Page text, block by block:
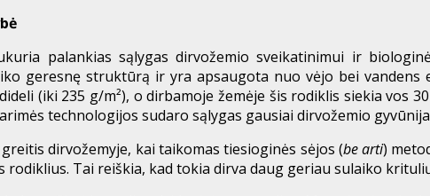
palankias sąlygas dirvožemio sveikatinimui ir
geresnę struktūrą ir yra apsaugota nuo vėjo bei
(iki 235 g/m²), o dirbamoje žemėje šis rodiklis siekia vos
technologijos sudaro sąlygas gausiai dirvožemio
dirvožemyje, kai taikomas tiesioginės sėjos (be arti)
rodiklius. Tai reiškia, kad tokia dirva daug geriau sulaiko